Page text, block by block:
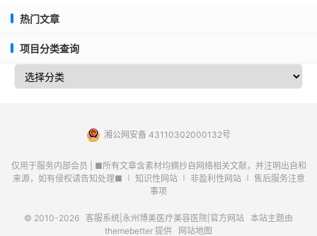
热门文章
项目分类查询
湘公网安备 43110302000132号
仅用于服务内部会员 | ■所有文章含素材均摘抄自网络相关文献，并注明出自和
来源，如有侵权请告知处理■ ∣ 知识性网站 ∣ 非盈利性网站 ∣ 售后服务注意
事项
© 2010-2026 客服系统|永州博美医疗美容医院|官方网站 本站主题由
themebetter 提供 网站地图